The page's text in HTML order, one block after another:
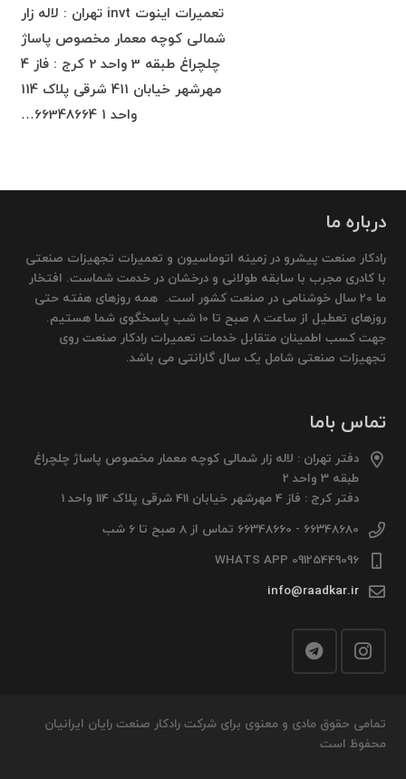
تعمیرات اینوت invt تهران : لاله زار
شمالی کوچه معمار مخصوص پاساژ
چلچراغ طبقه 3 واحد 2 کرج : فاز 4
مهرشهر خیابان 411 شرقی پلاک 114
واحد 1 66348664…
درباره ما
رادکار صنعت پیشرو در زمینه اتوماسیون و تعمیرات تجهیزات صنعتی
با کادری مجرب با سابقه طولانی و درخشان در خدمت شماست. افتخار
ما 20 سال خوشنامی در صنعت کشور است. همه روزهای هفته حتی
روزهای تعطیل از ساعت 8 صبح تا 10 شب پاسخگوی شما هستیم.
جهت کسب اطمینان متقابل خدمات تعمیرات رادکار صنعت روی
تجهیزات صنعتی شامل یک سال گارانتی می باشد.
تماس باما
دفتر تهران : لاله زار شمالی کوچه معمار مخصوص پاساژ چلچراغ
طبقه 3 واحد 2
دفتر کرج : فاز 4 مهرشهر خیابان 411 شرقی پلاک 114 واحد 1
66348680 - 66348660 تماس از 8 صبح تا 6 شب
09125449096 WHATS APP
info@raadkar.ir
تمامی حقوق مادی و معنوی برای شرکت رادکار صنعت رایان ایرانیان
محفوظ است